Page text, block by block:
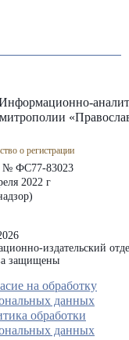
о регистрации
ФС77-83023
2022 г
издательский
защищены
на обработку
данных
обработки
данных